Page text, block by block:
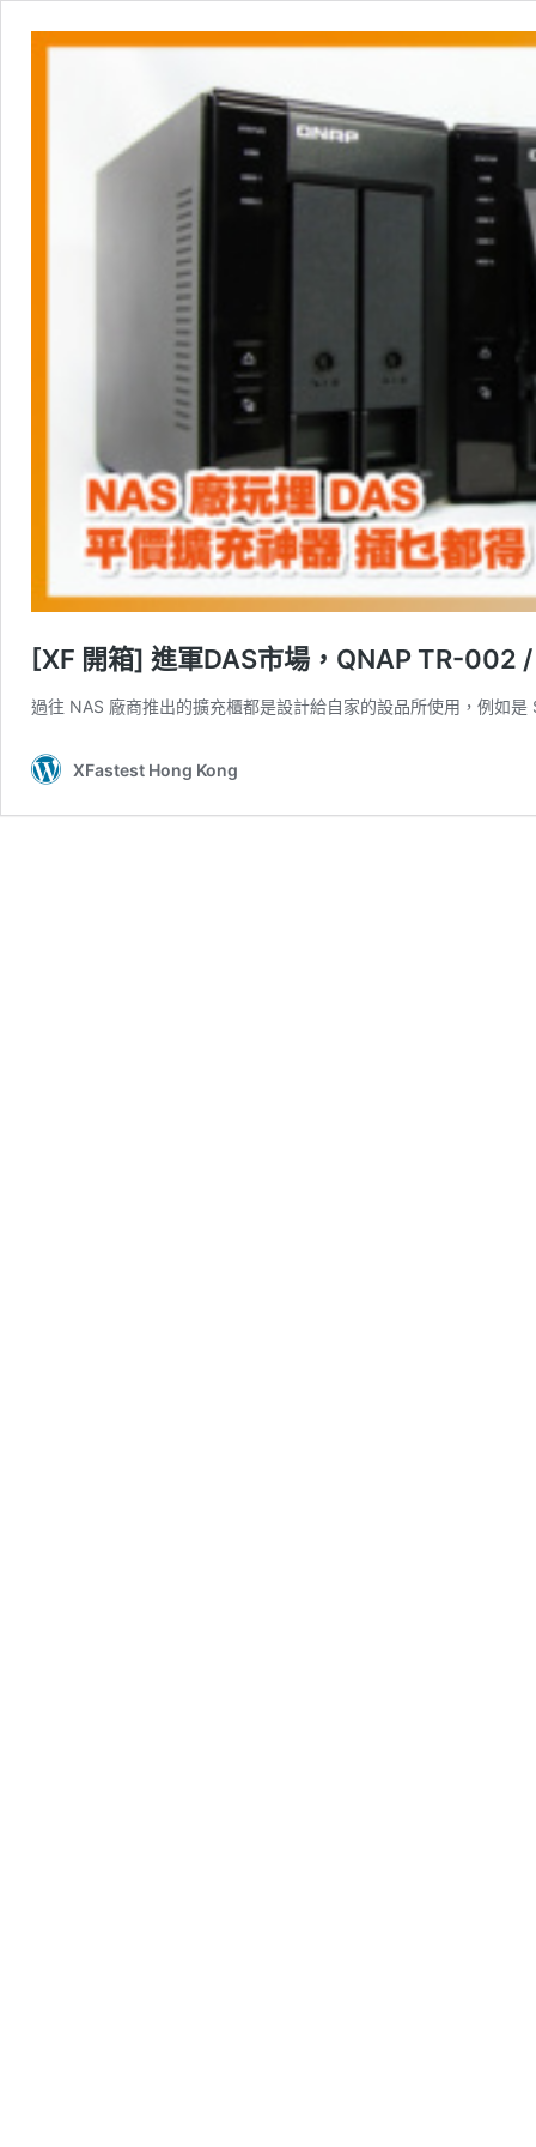
[XF 開箱] 進軍DAS市場，QNAP TR-002
過往 NAS 廠商推出的擴充櫃都是設計給自家的設品所使用，例如
XFastest Hong Kong